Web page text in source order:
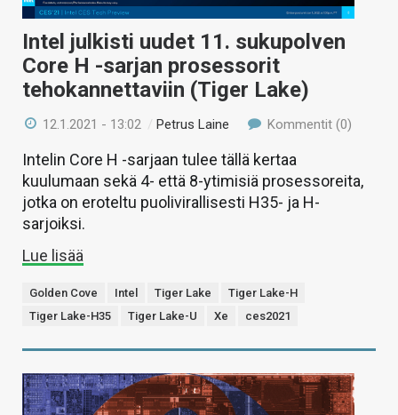
Intel julkisti uudet 11. sukupolven
Core H -sarjan prosessorit
tehokannettaviin (Tiger Lake)
12.1.2021 - 13:02 /Petrus Laine Kommentit (0)
Intelin Core H -sarjaan tulee tällä kertaa
kuulumaan sekä 4- että 8-ytimisiä prosessoreita,
jotka on eroteltu puolivirallisesti H35- ja H-
sarjoiksi.
Lue lisää
Golden Cove Intel Tiger Lake
Tiger Lake-H
Tiger Lake-H35
Tiger Lake-U Xe ces2021